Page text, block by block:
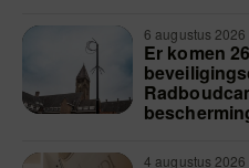
6 augustus 2026
Er komen
4 augustus 2026